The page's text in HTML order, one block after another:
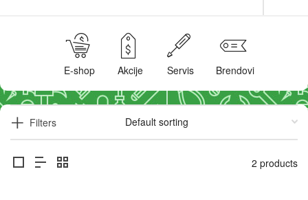
E-shop Akcije Servis Brendovi
Filters
2 products